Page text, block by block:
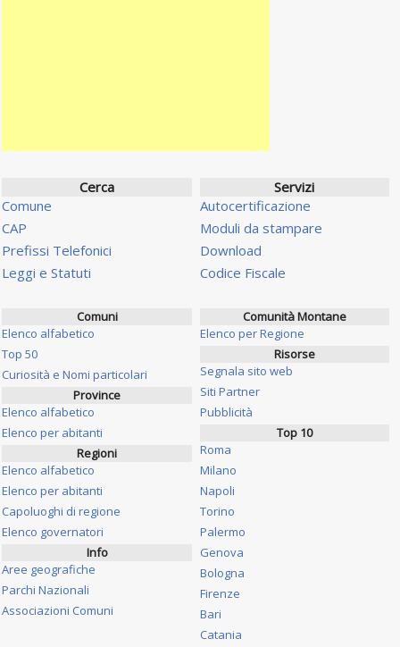
Cerca
Comune
CAP
Prefissi Telefonici
Leggi e Statuti
Servizi
Autocertificazione
Moduli da stampare
Download
Codice Fiscale
Comuni
Elenco alfabetico
Top 50
Curiosità e Nomi particolari
Province
Elenco alfabetico
Elenco per abitanti
Regioni
Elenco alfabetico
Elenco per abitanti
Capoluoghi di regione
Elenco governatori
Info
Aree geografiche
Parchi Nazionali
Associazioni Comuni
Comunità Montane
Elenco per Regione
Risorse
Segnala sito web
Siti Partner
Pubblicità
Top 10
Roma
Milano
Napoli
Torino
Palermo
Genova
Bologna
Firenze
Bari
Catania